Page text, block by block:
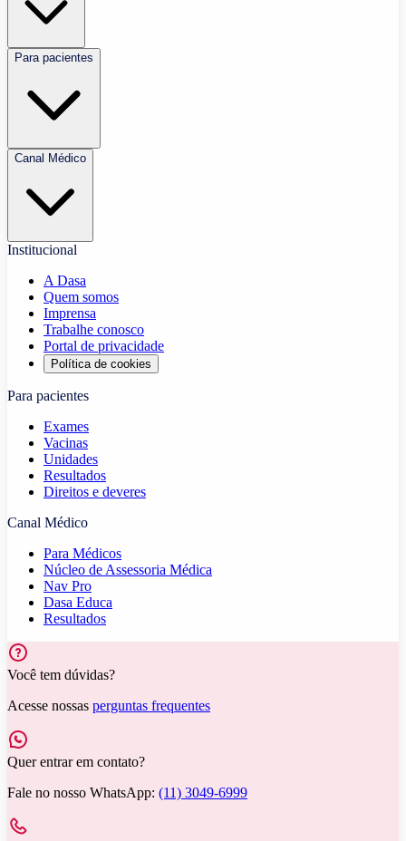
Para pacientes
Canal Médico
Institucional
A Dasa
Quem somos
Imprensa
Trabalhe conosco
Portal de privacidade
Política de cookies
Para pacientes
Exames
Vacinas
Unidades
Resultados
Direitos e deveres
Canal Médico
Para Médicos
Núcleo de Assessoria Médica
Nav Pro
Dasa Educa
Resultados
Você tem dúvidas?
Acesse nossas perguntas frequentes
Quer entrar em contato?
Fale no nosso WhatsApp: (11) 3049-6999